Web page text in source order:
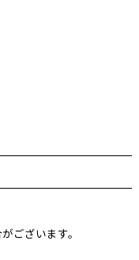
ございます。